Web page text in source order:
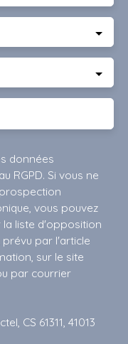
données
RGPD. Si vous ne
vous pouvez
liste d'opposition
par l'article
sur le site
par courrier
CS 61311, 41013